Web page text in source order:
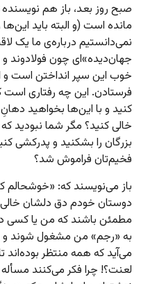
صبح روز بعد، باز هم
مانده است (و البته باید
نمی‌دانستیم درباره‌ی ما یک
جهان‌دیده»ای چون فولادوند
خوب این سپر انداختن است و
فرستادن. این چه رفتاری است
کنید و با این‌ها بخواهید
خالی کنید؟ مگر شما نبودید
بزرگان را بشکنید و پدرکشی
فخیم‌تان فراموش شد؟
باز می‌نویسند که: «خوشحالم
دوستان خودم دق دلشان خالی
مطمئن باشند که من یا کسی
به «رجم» من مشغول شوند و
می‌آید که همه منتظر بوده‌اند
لعنت؟! چرا فکر می‌کنند